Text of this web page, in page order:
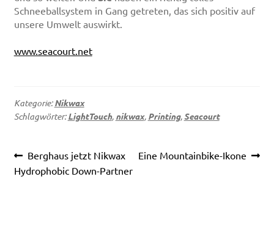
Schneeballsystem in Gang getreten, das sich positiv auf
unsere Umwelt auswirkt.
www.seacourt.net
Kategorie:Nikwax
Schlagwörter:LightTouch, nikwax, Printing, Seacourt
Beitragsnavigation
Vorheriger
Beitrag:
Berghaus jetzt Nikwax
Hydrophobic Down-Partner
Nächster
Eine Mountainbike-Ikone